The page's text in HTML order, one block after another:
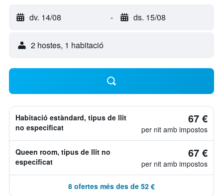
dv. 14/08 - ds. 15/08
2 hostes, 1 habitació
Habitació estàndard, tipus de llit
no especificat
67 €
per nit amb impostos
Queen room, tipus de llit no
especificat
67 €
per nit amb impostos
8 ofertes més des de 52 €